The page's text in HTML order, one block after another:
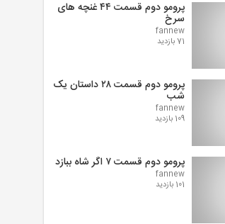
پرومو دوم قسمت ۴۴ غنچه های
سرخ
fannew
71 بازدید
پرومو دوم قسمت ۲۸ داستان یک
شب
fannew
109 بازدید
پرومو دوم قسمت ۷ اگر شاه ببازد
fannew
101 بازدید